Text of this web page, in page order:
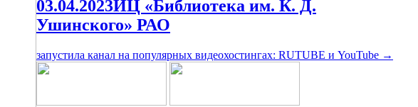
03.04.2023ИЦ «Библиотека им. К. Д.
Ушинского» РАО
запустила канал на популярных видеохостингах: RUTUBE и YouTube →